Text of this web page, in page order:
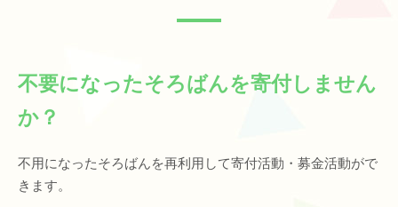
不要になったそろばんを寄付しません
か？
不用になったそろばんを再利用して寄付活動・募金活動がで
きます。